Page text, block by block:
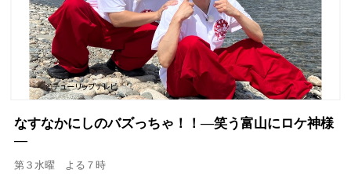
なすなかにしのバズっちゃ！！―笑う富山にロケ神様
―
第３水曜 よる７時